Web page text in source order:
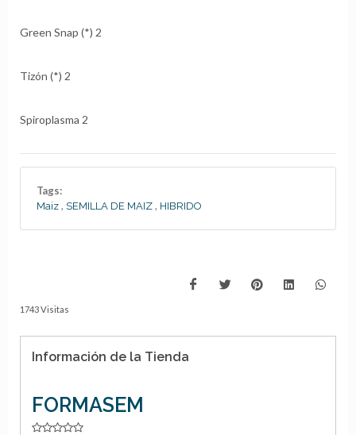
Green Snap (*) 2
Tizón (*) 2
Spiroplasma 2
Tags:
Maiz , SEMILLA DE MAIZ , HIBRIDO
1743 Visitas
Información de la Tienda
FORMASEM